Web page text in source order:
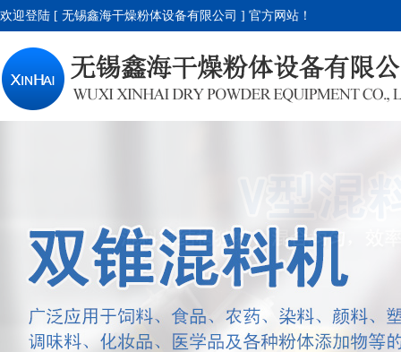
欢迎登陆 [ 无锡鑫海干燥粉体设备有限公司 ] 官方网站！